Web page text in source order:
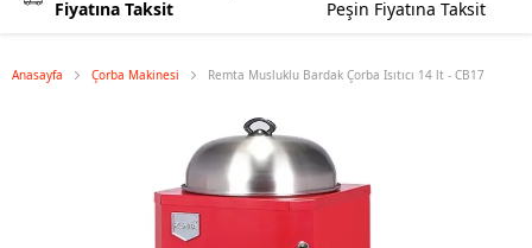
Fiyatına Taksit
Peşin Fiyatına Taksit
Anasayfa Çorba Makinesi Remta Musluklu Bardak Çorba Isıtıcı 14 lt - CB17